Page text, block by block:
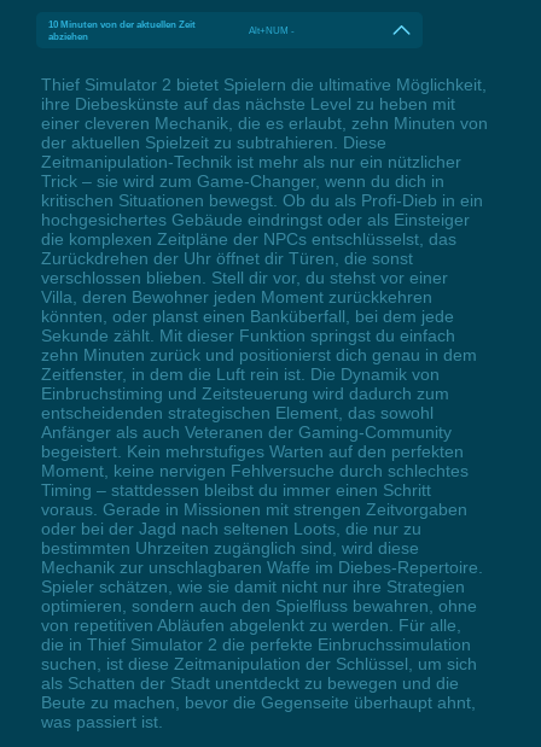
10 Minuten von der aktuellen Zeit
abziehen
Alt+NUM -
Thief Simulator 2 bietet Spielern die ultimative Möglichkeit,
ihre Diebeskünste auf das nächste Level zu heben mit
einer cleveren Mechanik, die es erlaubt, zehn Minuten von
der aktuellen Spielzeit zu subtrahieren. Diese
Zeitmanipulation-Technik ist mehr als nur ein nützlicher
Trick – sie wird zum Game-Changer, wenn du dich in
kritischen Situationen bewegst. Ob du als Profi-Dieb in ein
hochgesichertes Gebäude eindringst oder als Einsteiger
die komplexen Zeitpläne der NPCs entschlüsselst, das
Zurückdrehen der Uhr öffnet dir Türen, die sonst
verschlossen blieben. Stell dir vor, du stehst vor einer
Villa, deren Bewohner jeden Moment zurückkehren
könnten, oder planst einen Banküberfall, bei dem jede
Sekunde zählt. Mit dieser Funktion springst du einfach
zehn Minuten zurück und positionierst dich genau in dem
Zeitfenster, in dem die Luft rein ist. Die Dynamik von
Einbruchstiming und Zeitsteuerung wird dadurch zum
entscheidenden strategischen Element, das sowohl
Anfänger als auch Veteranen der Gaming-Community
begeistert. Kein mehrstufiges Warten auf den perfekten
Moment, keine nervigen Fehlversuche durch schlechtes
Timing – stattdessen bleibst du immer einen Schritt
voraus. Gerade in Missionen mit strengen Zeitvorgaben
oder bei der Jagd nach seltenen Loots, die nur zu
bestimmten Uhrzeiten zugänglich sind, wird diese
Mechanik zur unschlagbaren Waffe im Diebes-Repertoire.
Spieler schätzen, wie sie damit nicht nur ihre Strategien
optimieren, sondern auch den Spielfluss bewahren, ohne
von repetitiven Abläufen abgelenkt zu werden. Für alle,
die in Thief Simulator 2 die perfekte Einbruchssimulation
suchen, ist diese Zeitmanipulation der Schlüssel, um sich
als Schatten der Stadt unentdeckt zu bewegen und die
Beute zu machen, bevor die Gegenseite überhaupt ahnt,
was passiert ist.